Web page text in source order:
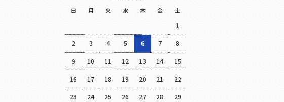
日 月 火 水 木 金 土
1
2 3 4 5 6 7 8
9 10 11 12 13 14 15
16 17 18 19 20 21 22
23 24 25 26 27 28 29